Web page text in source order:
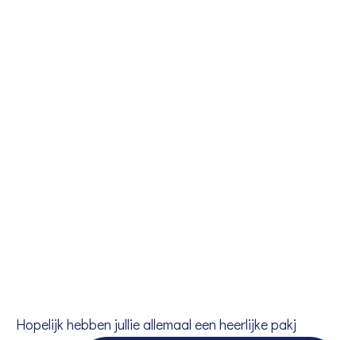
Hopelijk hebben jullie allemaal een heerlijke pakj